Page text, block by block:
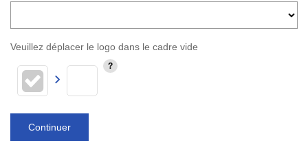
Veuillez déplacer le logo dans le cadre vide
Continuer